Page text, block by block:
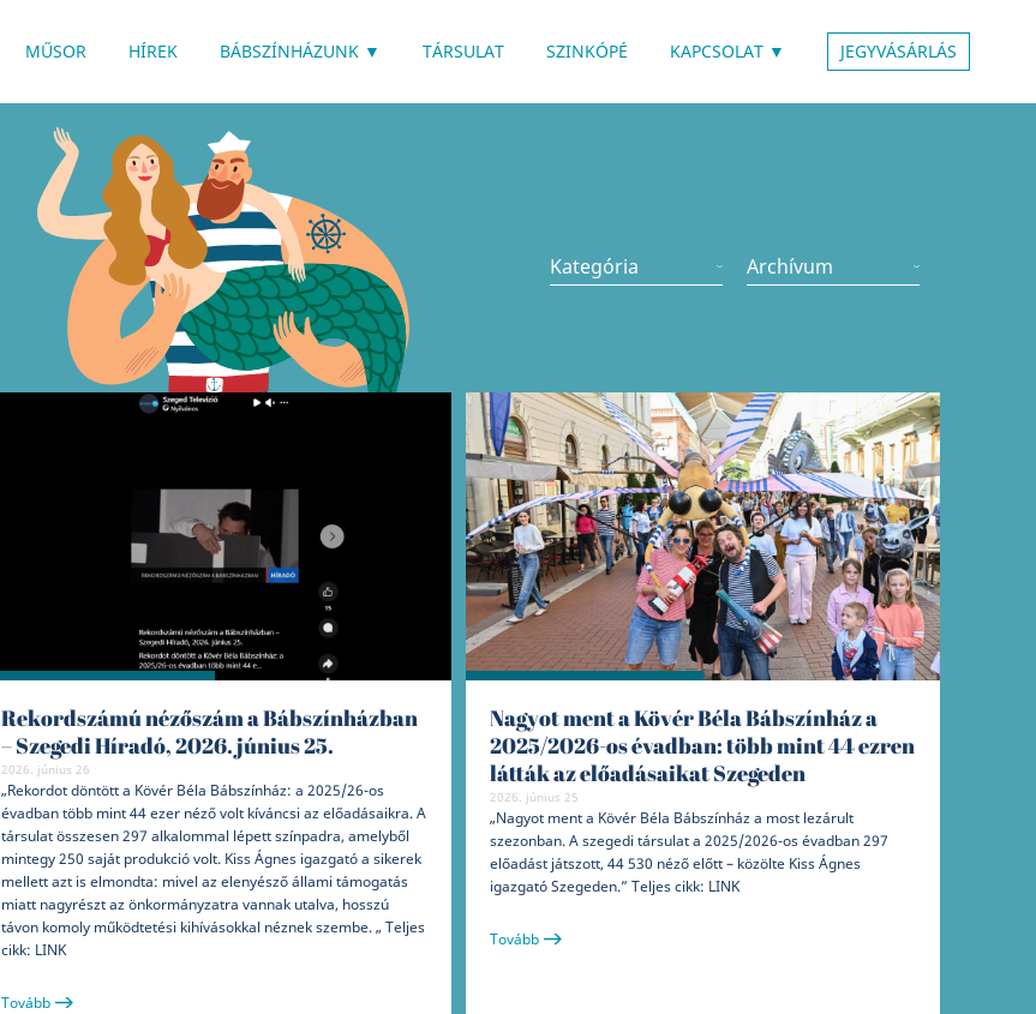
MŰSOR HÍREK BÁBSZÍNHÁZUNK ▼ RENDELKEZIK ALMENÜVEL
TÁRSULAT SZINKÓPÉ KAPCSOLAT ▼ RENDELKEZIK ALMENÜVEL
JEGYVÁSÁRLÁS
Kategória Archívum
Rekordszámú nézőszám a Bábszínházban
– Szegedi Híradó, 2026. június 25.
2026. június 26
„Rekordot döntött a Kövér Béla Bábszínház: a 2025/26-os
évadban több mint 44 ezer néző volt kíváncsi az előadásaikra. A
társulat összesen 297 alkalommal lépett színpadra, amelyből
mintegy 250 saját produkció volt. Kiss Ágnes igazgató a sikerek
mellett azt is elmondta: mivel az elenyésző állami támogatás
miatt nagyrészt az önkormányzatra vannak utalva, hosszú
távon komoly működtetési kihívásokkal néznek szembe. „ Teljes
cikk: LINK
Tovább
Nagyot ment a Kövér Béla Bábszínház a
2025/2026-os évadban: több mint 44 ezren
látták az előadásaikat Szegeden
2026. június 25
„Nagyot ment a Kövér Béla Bábszínház a most lezárult
szezonban. A szegedi társulat a 2025/2026-os évadban 297
előadást játszott, 44 530 néző előtt – közölte Kiss Ágnes
igazgató Szegeden.” Teljes cikk: LINK
Tovább